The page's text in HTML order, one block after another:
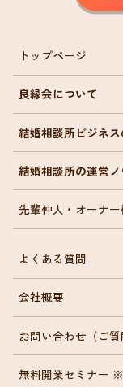
トップページ
良縁会について
結婚相談所ビジネ
結婚相談所の運営ノ
先輩仲人・オーナ
よくある質問
会社概要
お問い合わせ（ご質
無料開業セミナー